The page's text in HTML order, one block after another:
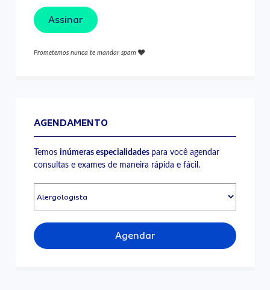
Assinar
Prometemos nunca te mandar spam
AGENDAMENTO
Temosinúmeras especialidades para você agendar
consultas e exames de maneira rápida e fácil.
Agendar